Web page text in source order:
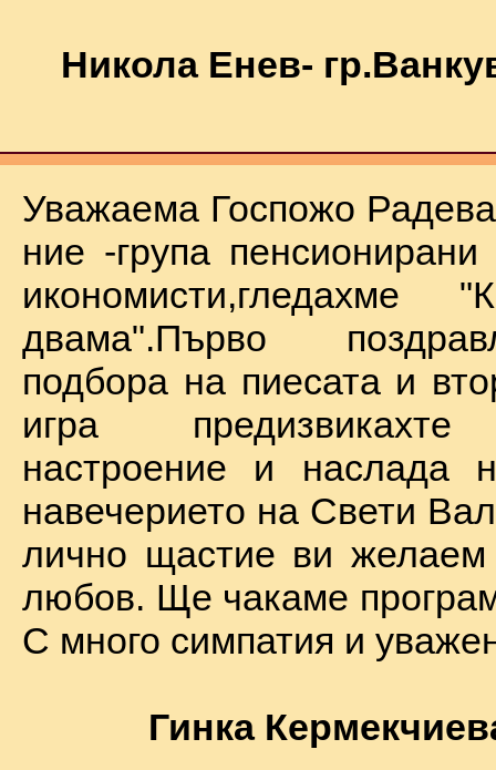
Никола Енев-
Уважаема Госпожо
ние -група
икономисти,гледахме
двама".Първо
подбора на пиесата и
игра
настроение и наслада
навечерието на Свети
лично щастие ви желаем
любов. Ще чакаме
С много симпатия и
Гинка